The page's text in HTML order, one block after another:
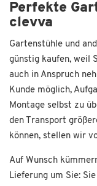
Perfekte
clevva
Gartenstühle und
günstig kaufen, weil
auch in Anspruch
Kunde möglich,
Montage selbst zu
den Transport
können, stellen wir
Auf Wunsch
Lieferung um Sie: